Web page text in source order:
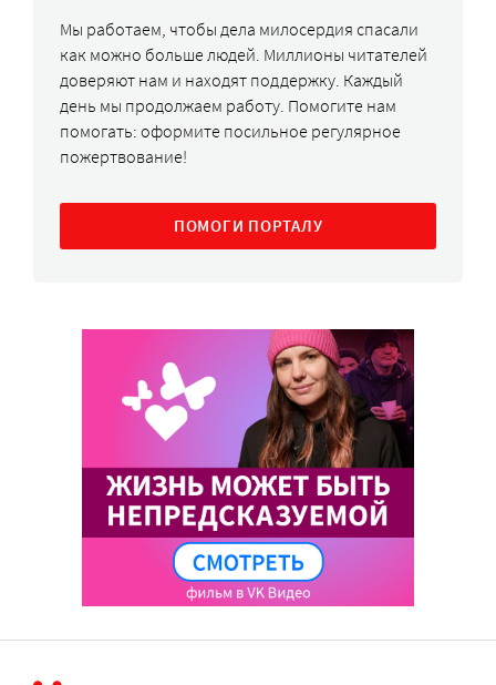
Мы работаем, чтобы дела милосердия спасали
как можно больше людей. Миллионы читателей
доверяют нам и находят поддержку. Каждый
день мы продолжаем работу. Помогите нам
помогать: оформите посильное регулярное
пожертвование!
ПОМОГИ ПОРТАЛУ